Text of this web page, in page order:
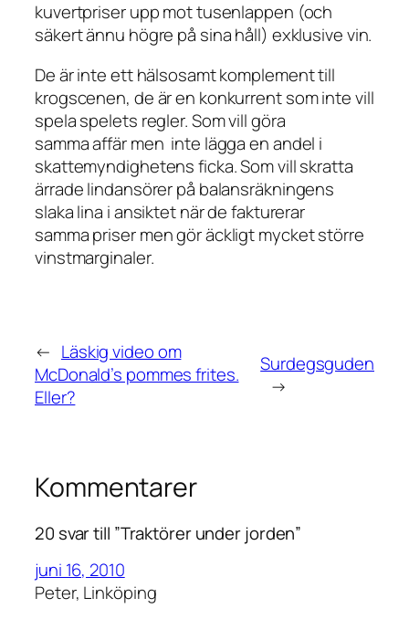
kuvertpriser upp mot tusenlappen (och
säkert ännu högre på sina håll) exklusive vin.
De är inte ett hälsosamt komplement till
krogscenen, de är en konkurrent som inte vill
spela spelets regler. Som vill göra
samma affär men inte lägga en andel i
skattemyndighetens ficka. Som vill skratta
ärrade lindansörer på balansräkningens
slaka lina i ansiktet när de fakturerar
samma priser men gör äckligt mycket större
vinstmarginaler.
← Läskig video om
McDonald’s pommes frites.
Eller?
Surdegsguden
→
Kommentarer
20 svar till ”Traktörer under jorden”
juni 16, 2010
Peter, Linköping